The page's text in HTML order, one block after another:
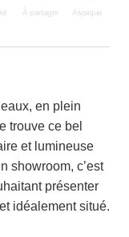
À partager Atypique
en plein
trouve ce bel
et lumineuse
showroom, c’est
présenter
idéalement situé.